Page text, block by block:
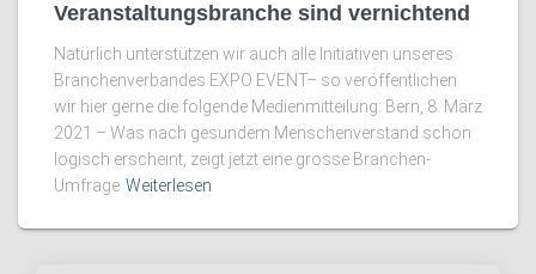
Veranstaltungsbranche sind vernichtend
Natürlich unterstützen wir auch alle Initiativen unseres
Branchenverbandes EXPO EVENT– so veröffentlichen
wir hier gerne die folgende Medienmitteilung: Bern, 8. März
2021 – Was nach gesundem Menschenverstand schon
logisch erscheint, zeigt jetzt eine grosse Branchen-
Umfrage Weiterlesen